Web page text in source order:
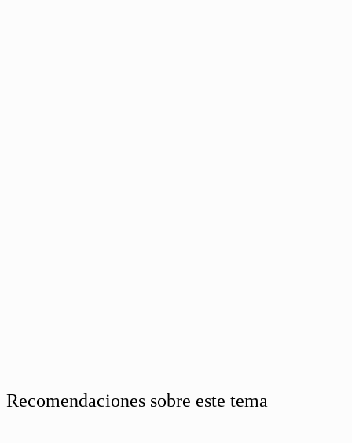
Recomendaciones sobre este tema